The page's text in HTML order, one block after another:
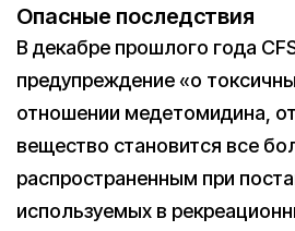
Опасные последствия
В декабре прошлого года
предупреждение «о
отношении медетомидина,
вещество становится все
распространенным при
используемых в